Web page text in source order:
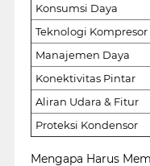
Konsumsi Daya
Teknologi Kompresor
Manajemen Daya
Konektivitas Pintar
Aliran Udara & Fitur
Proteksi Kondensor
Mengapa Harus